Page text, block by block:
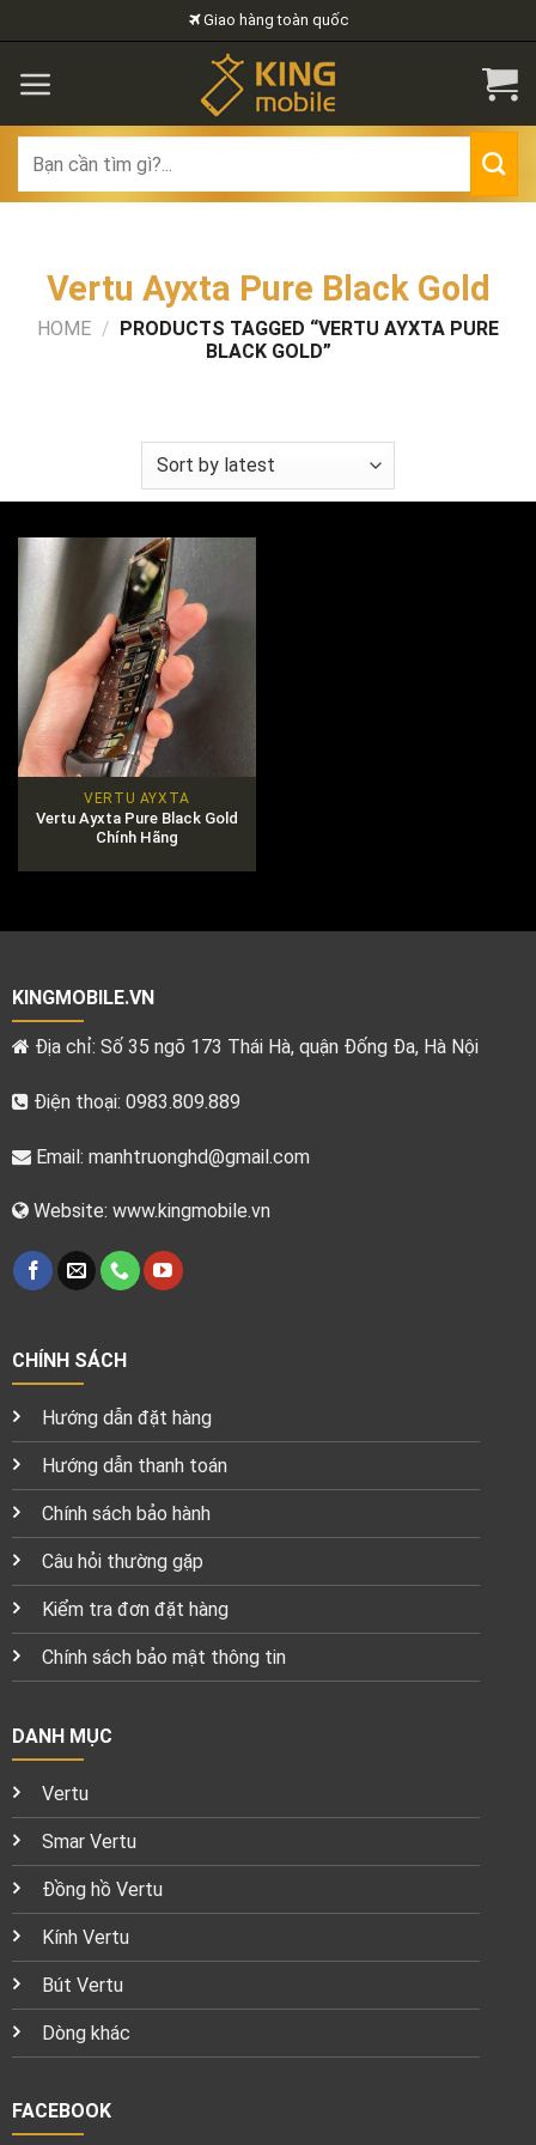
to
content
Giao hàng toàn quốc
for:
Vertu Ayxta Pure Black Gold
HOME / PRODUCTS TAGGED “VERTU AYXTA PURE
BLACK GOLD”
VERTU AYXTA
Vertu Ayxta Pure Black Gold
Chính Hãng
KINGMOBILE.VN
Địa chỉ: Số 35 ngõ 173 Thái Hà, quận Đống Đa, Hà Nội
Điện thoại: 0983.809.889
Email: manhtruonghd@gmail.com
Website: www.kingmobile.vn
CHÍNH SÁCH
Hướng dẫn đặt hàng
Hướng dẫn thanh toán
Chính sách bảo hành
Câu hỏi thường gặp
Kiểm tra đơn đặt hàng
Chính sách bảo mật thông tin
DANH MỤC
Vertu
Smar Vertu
Đồng hồ Vertu
Kính Vertu
Bút Vertu
Dòng khác
FACEBOOK